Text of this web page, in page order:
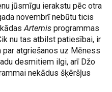
jūsmīgu ierakstu pēc otra
novembrī nebūtu ticis
Artemisprogrammas
nu tas atbilst patiesībai, ir
atgriešanos uz Mēness
desmitiem ilgi, arī Džo
nekādus šķēršļus